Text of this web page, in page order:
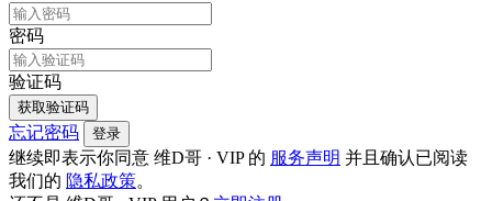
密码
验证码
获取验证码
忘记密码 登录
继续即表示你同意 维D哥 · VIP 的 服务声明 并且确认已阅读
我们的 隐私政策。